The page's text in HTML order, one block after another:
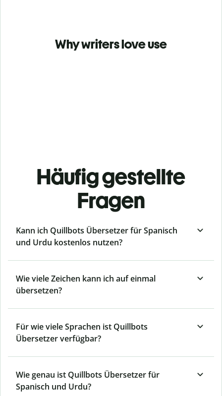
Why writers love use
Häufig gestellte
Fragen
Kann ich Quillbots Übersetzer für Spanisch
und Urdu kostenlos nutzen?
Wie viele Zeichen kann ich auf einmal
übersetzen?
Für wie viele Sprachen ist Quillbots
Übersetzer verfügbar?
Wie genau ist Quillbots Übersetzer für
Spanisch und Urdu?